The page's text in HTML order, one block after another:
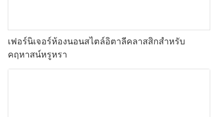
เฟอร์นิเจอร์ห้องนอนสไตล์อิตาลีคลาสสิกสำหรับ
คฤหาสน์หรูหรา